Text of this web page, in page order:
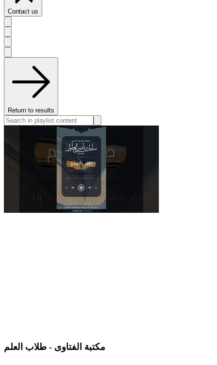
Contact us
Return to results
مكتبة الفتاوى - طلاب العلم